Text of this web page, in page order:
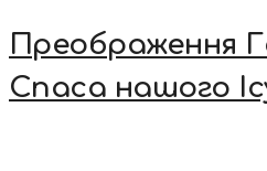
Преображення
Спаса нашого